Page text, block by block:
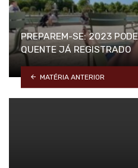
PREPAREM-SE: 2023
QUENTE JÁ REGISTRADO
MATÉRIA ANTERIOR